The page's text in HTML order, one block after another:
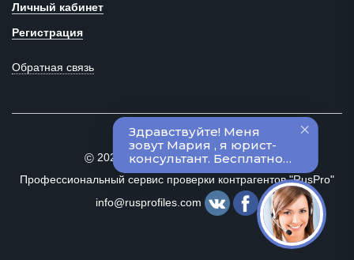
Личный кабинет
Регистрация
Обратная связь
©2020–2024 Все права защищены
Профессиональный сервис проверки контрагентов "RusPro"
info@rusprofiles.com